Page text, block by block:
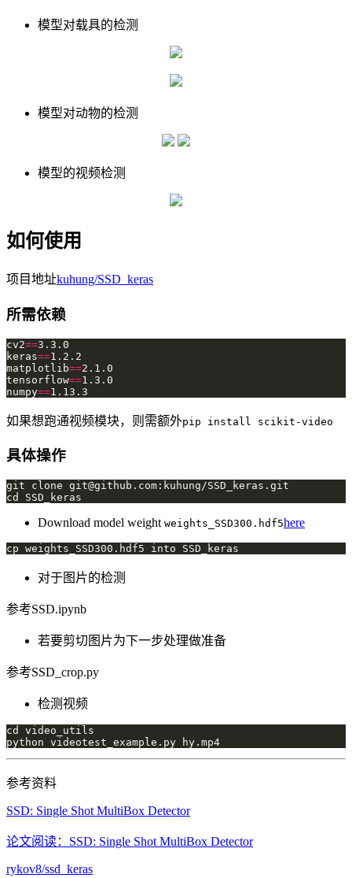
模型对载具的检测
模型对动物的检测
模型的视频检测
如何使用
项目地址kuhung/SSD_keras
所需依赖
cv2==
keras==
matplotlib==
tensorflow==
numpy==
如果想跑通视频模块，则需额外pip install scikit-video
具体操作
git clone git@github.com
Download model weight weights_SSD300.hdf5here
对于图片的检测
参考SSD.ipynb
若要剪切图片为下一步处理做准备
参考SSD_crop.py
检测视频
参考资料
SSD: Single Shot MultiBox Detector
论文阅读：SSD: Single Shot MultiBox Detector
rykov8/ssd_keras